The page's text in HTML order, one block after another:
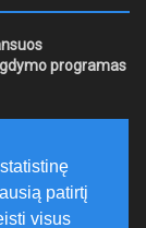
programas
patirtį
visus